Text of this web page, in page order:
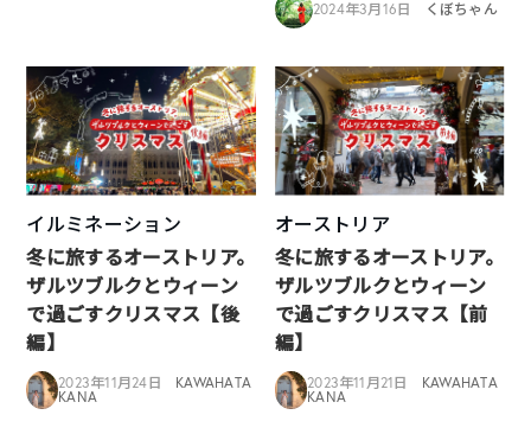
2024年3月16日 くぼちゃん
イルミネーション
冬に旅するオーストリア。
ザルツブルクとウィーン
で過ごすクリスマス【後
編】
2023年11月24日
KAWAHATA
KANA
オーストリア
冬に旅するオーストリア。
ザルツブルクとウィーン
で過ごすクリスマス【前
編】
2023年11月21日
KAWAHATA
KANA